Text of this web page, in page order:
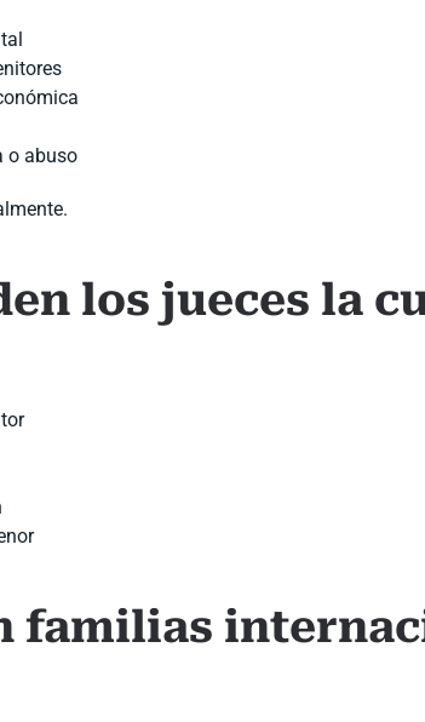
o abuso
los jueces la
familias